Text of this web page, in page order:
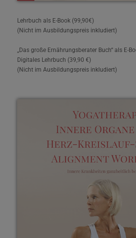
Lehrbuch als E-Book (99,90€)
(Nicht im Ausbildungspreis inkludiert)
„Das große Ernährungsberater Buch“ als E-
Digitales Lehrbuch (39,90 €)
(Nicht im Ausbildungspreis inkludiert)